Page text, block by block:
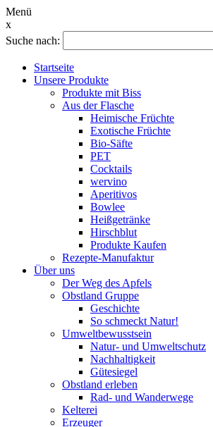
Menü
x
Suche nach:
Startseite
Unsere Produkte
Produkte mit Biss
Aus der Flasche
Heimische Früchte
Exotische Früchte
Bio-Säfte
PET
Cocktails
wervino
Aperitivos
Bowlee
Heißgetränke
Hirschblut
Produkte Kaufen
Rezepte-Manufaktur
Über uns
Der Weg des Apfels
Obstland Gruppe
Geschichte
So schmeckt Natur!
Umweltbewusstsein
Natur- und Umweltschutz
Nachhaltigkeit
Gütesiegel
Obstland erleben
Rad- und Wanderwege
Kelterei
Erzeuger